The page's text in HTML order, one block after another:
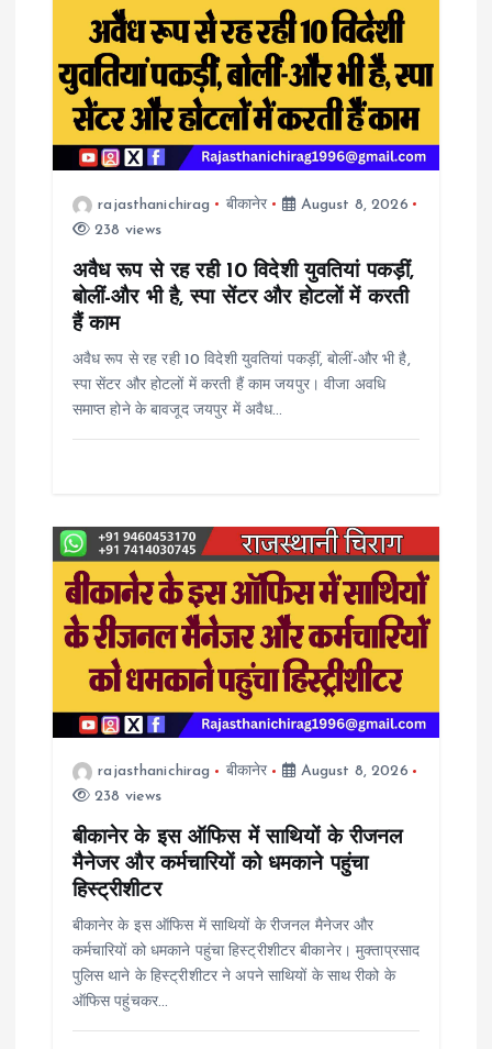
g
t
rajasthanichirag बीकानेर
August 8, 2026
238 views
अवैध रूप से रह रही 10 विदेशी युवतियां पकड़ीं,
बोलीं-और भी है, स्पा सेंटर और होटलों में करती
हैं काम
अवैध रूप से रह रही 10 विदेशी युवतियां पकड़ीं, बोलीं-और भी है,
स्पा सेंटर और होटलों में करती हैं काम जयपुर। वीजा अवधि
समाप्त होने के बावजूद जयपुर में अवैध…
rajasthanichirag बीकानेर
August 8, 2026
238 views
बीकानेर के इस ऑफिस में साथियों के रीजनल
मैनेजर और कर्मचारियों को धमकाने पहुंचा
हिस्ट्रीशीटर
बीकानेर के इस ऑफिस में साथियों के रीजनल मैनेजर और
कर्मचारियों को धमकाने पहुंचा हिस्ट्रीशीटर बीकानेर। मुक्ताप्रसाद
पुलिस थाने के हिस्ट्रीशीटर ने अपने साथियों के साथ रीको के
ऑफिस पहुंचकर…